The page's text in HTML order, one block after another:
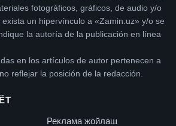
fotográficos, gráficos, de audio y/o
un hipervínculo a «Zamin.uz» y/o se
la autoría de la publicación en línea
en los artículos de autor pertenecen a
reflejar la posición de la redacción.
Реклама жойлаш